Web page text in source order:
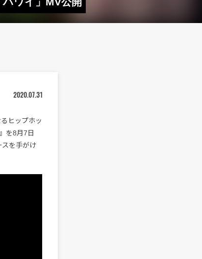
2020.07.31
ヒップホッ
を8月7日
スを手がけ